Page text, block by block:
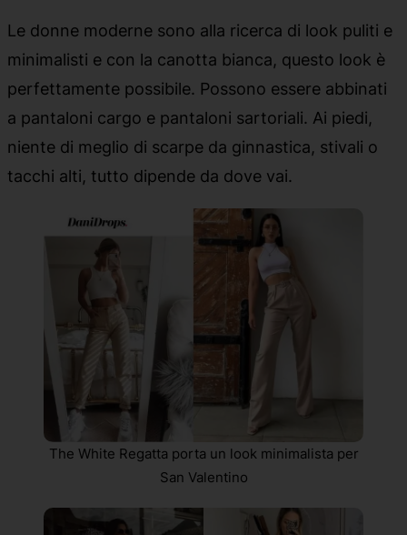
Le donne moderne sono alla ricerca di look puliti e
minimalisti e con la canotta bianca, questo look è
perfettamente possibile. Possono essere abbinati
a pantaloni cargo e pantaloni sartoriali. Ai piedi,
niente di meglio di scarpe da ginnastica, stivali o
tacchi alti, tutto dipende da dove vai.
The White Regatta porta un look minimalista per
San Valentino